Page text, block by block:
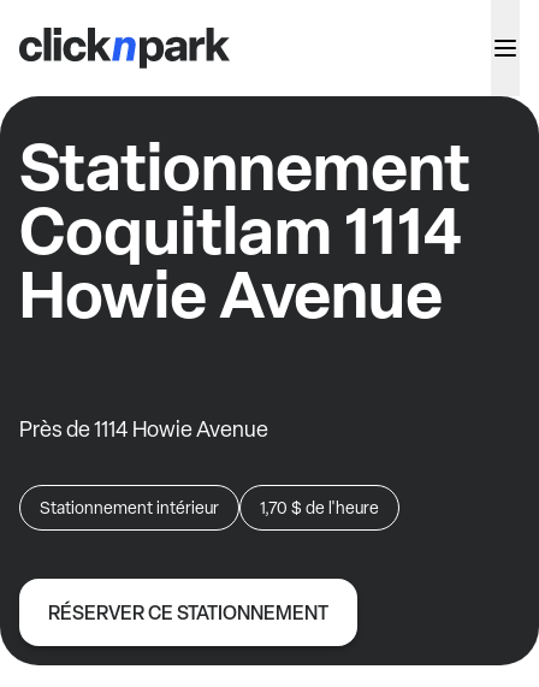
Stationnement
Coquitlam 1114
Howie Avenue
Près de 1114 Howie Avenue
Stationnement intérieur 1,70 $ de l'heure
RÉSERVER CE STATIONNEMENT